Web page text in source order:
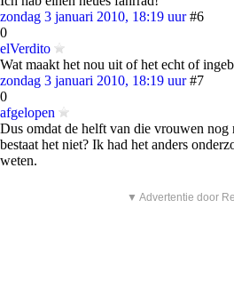
zondag 3 januari 2010, 18:19 uur #6
0
elVerdito
Wat maakt het nou uit of het echt of
zondag 3 januari 2010, 18:19 uur #7
0
afgelopen
Dus omdat de helft van die vrouwen nog
bestaat het niet? Ik had het anders
weten.
▼ Advertentie door